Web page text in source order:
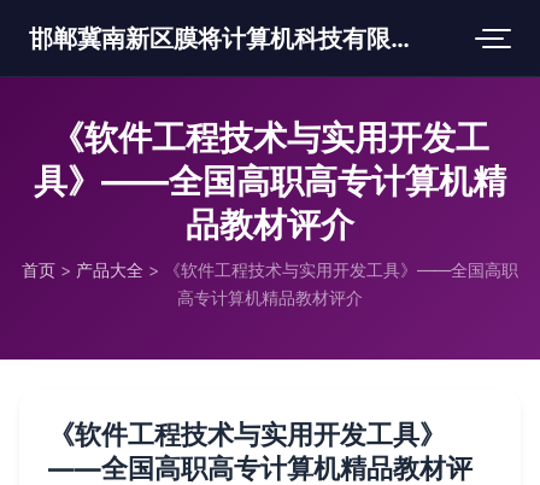
邯郸冀南新区膜将计算机科技有限公司
《软件工程技术与实用开发工
具》——全国高职高专计算机精
品教材评介
首页 > 产品大全 > 《软件工程技术与实用开发工具》——全国高职
高专计算机精品教材评介
《软件工程技术与实用开发工具》
——全国高职高专计算机精品教材评